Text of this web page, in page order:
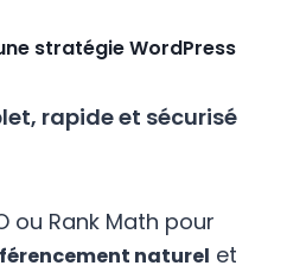
stratégie WordPress
rapide et sécurisé
ou Rank Math pour
naturel et